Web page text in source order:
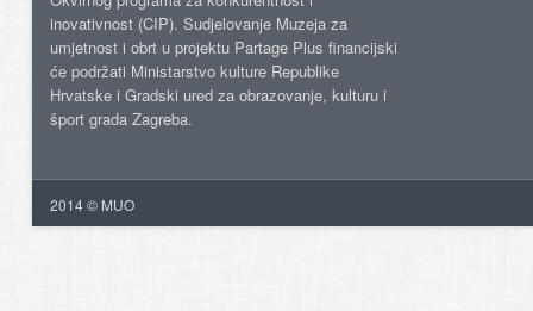
inovativnost (CIP). Sudjelovanje Muzeja za
umjetnost i obrt u projektu Partage Plus financijski
će podržati Ministarstvo kulture Republike
Hrvatske i Gradski ured za obrazovanje, kulturu i
šport grada Zagreba.
2014 © MUO